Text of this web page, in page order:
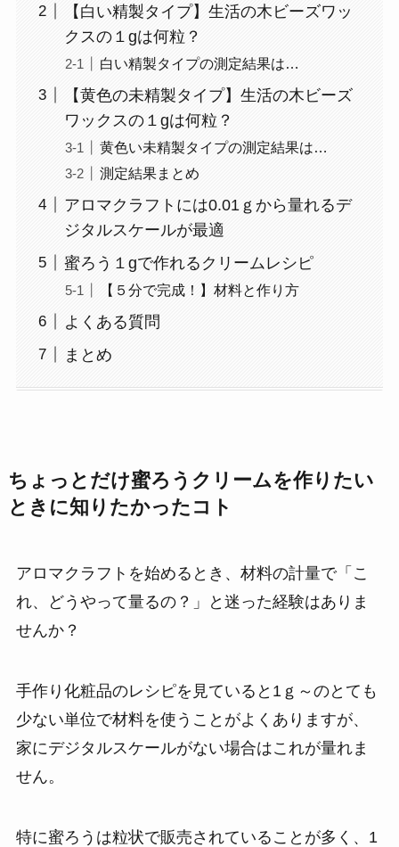
【白い精製タイプ】生活の木ビーズワッ
クスの１gは何粒？
白い精製タイプの測定結果は…
【黄色の未精製タイプ】生活の木ビーズ
ワックスの１gは何粒？
黄色い未精製タイプの測定結果は…
測定結果まとめ
アロマクラフトには0.01ｇから量れるデ
ジタルスケールが最適
蜜ろう１gで作れるクリームレシピ
【５分で完成！】材料と作り方
よくある質問
まとめ
ちょっとだけ蜜ろうクリームを作りたい
ときに知りたかったコト
アロマクラフトを始めるとき、材料の計量で「こ
れ、どうやって量るの？」と迷った経験はありま
せんか？
手作り化粧品のレシピを見ていると1ｇ～のとても
少ない単位で材料を使うことがよくありますが、
家にデジタルスケールがない場合はこれが量れま
せん。
特に蜜ろうは粒状で販売されていることが多く、1